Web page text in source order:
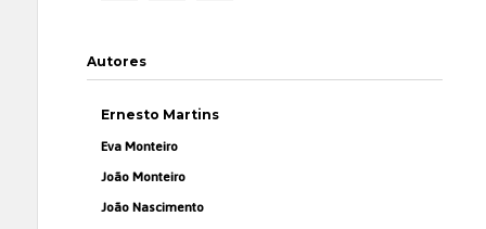
Autores
Ernesto Martins
Eva Monteiro
João Monteiro
João Nascimento